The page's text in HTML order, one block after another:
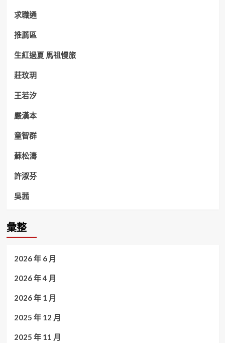
求職通
推薦區
生紅過夏 馬祖慢旅
莊玟玥
王若汐
嚴漢本
童智群
蘇松濤
許淑芬
吳茜
彙整
2026 年 6 月
2026 年 4 月
2026 年 1 月
2025 年 12 月
2025 年 11 月